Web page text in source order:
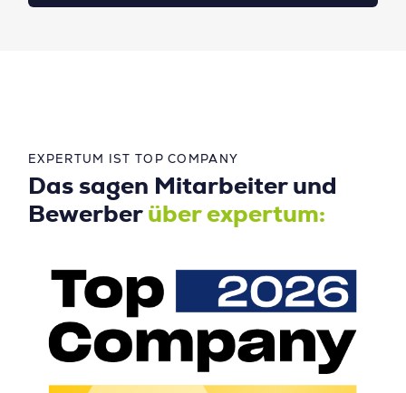
EXPERTUM IST TOP COMPANY
Das sagen Mitarbeiter und
Bewerber über expertum: